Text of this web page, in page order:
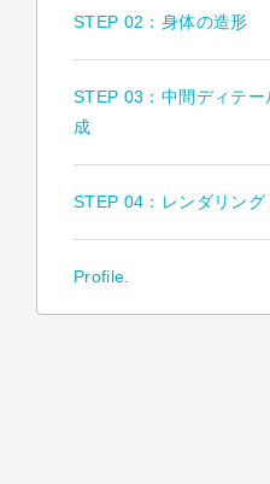
STEP 02：身体の造形
STEP 03：中間ディテ
成
STEP 04：レンダリング
Profile.